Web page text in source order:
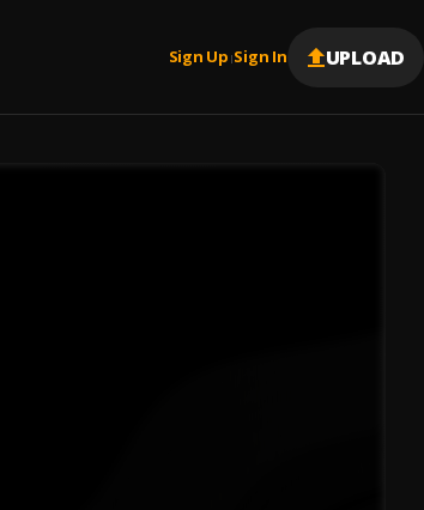
Sign Up |Sign In UPLOAD